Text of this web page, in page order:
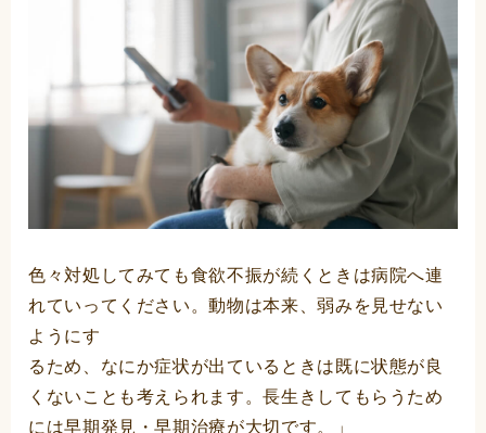
色々対処してみても食欲不振が続くときは病院へ連
れていってください。動物は本来、弱みを見せない
ようにす
るため、なにか症状が出ているときは既に状態が良
くないことも考えられます。長生きしてもらうため
には早期発見・早期治療が大切です。」